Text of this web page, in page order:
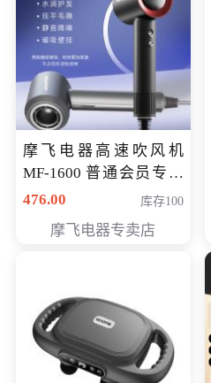
摩飞电器高速吹风机
MF-1600 普通会员专享
价298元
476.00 库存100
摩飞电器专卖店